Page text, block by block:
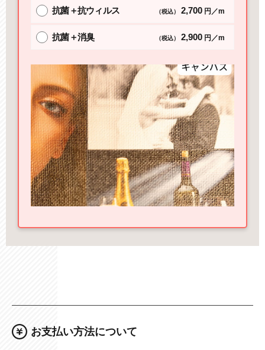
抗菌＋抗ウィルス （税込） 2,700 円／m
抗菌＋消臭 （税込） 2,900 円／m
お支払い方法について